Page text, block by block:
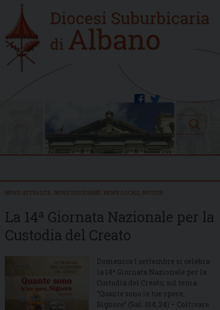
content
Home
new
twitter
facebook
Search
NEWS ATTUALITÀ NEWS DIOCESANE NEWS LOCALI NOTIZIE
La 14ª Giornata Nazionale per la
Custodia del Creato
Domenica 1 settembre si celebra
la 14ª Giornata Nazionale per la
Custodia del Creato, sul tema
“Quante sono le tue opere,
Signore” (Sal. 104, 24) – Coltivare